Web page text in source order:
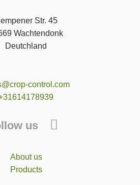
Str. 45
Wachtendonk
Deutchland
control.com
us
About us
Products